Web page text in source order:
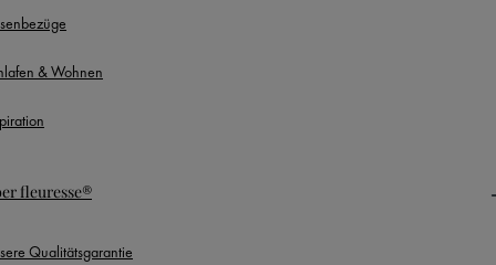
& Wohnen
fleuresse®
Qualitätsgarantie